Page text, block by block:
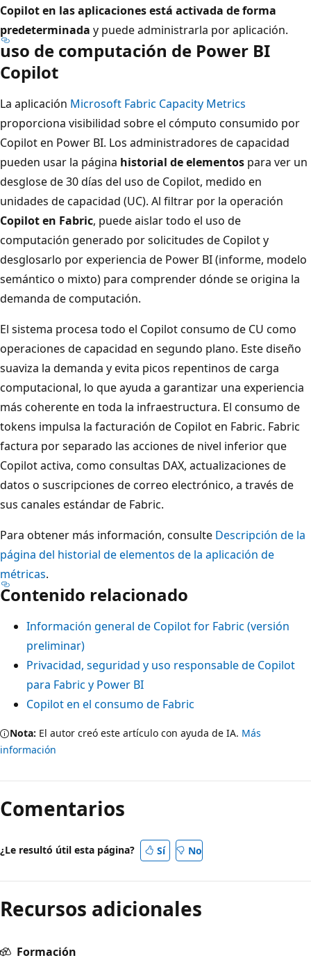
Copilot en las aplicaciones está activada de forma
predeterminada y puede administrarla por aplicación.
uso de computación de Power BI
Copilot
La aplicación Microsoft Fabric Capacity Metrics
proporciona visibilidad sobre el cómputo consumido por
Copilot en Power BI. Los administradores de capacidad
pueden usar la página historial de elementos para ver un
desglose de 30 días del uso de Copilot, medido en
unidades de capacidad (UC). Al filtrar por la operación
Copilot en Fabric, puede aislar todo el uso de
computación generado por solicitudes de Copilot y
desglosarlo por experiencia de Power BI (informe, modelo
semántico o mixto) para comprender dónde se origina la
demanda de computación.
El sistema procesa todo el Copilot consumo de CU como
operaciones de capacidad en segundo plano. Este diseño
suaviza la demanda y evita picos repentinos de carga
computacional, lo que ayuda a garantizar una experiencia
más coherente en toda la infraestructura. El consumo de
tokens impulsa la facturación de Copilot en Fabric. Fabric
factura por separado las acciones de nivel inferior que
Copilot activa, como consultas DAX, actualizaciones de
datos o suscripciones de correo electrónico, a través de
sus canales estándar de Fabric.
Para obtener más información, consulte Descripción de la
página del historial de elementos de la aplicación de
métricas.
Contenido relacionado
Información general de Copilot for Fabric (versión
preliminar)
Privacidad, seguridad y uso responsable de Copilot
para Fabric y Power BI
Copilot en el consumo de Fabric
Nota: El autor creó este artículo con ayuda de IA. Más
información
Comentarios
¿Le resultó útil esta página? Sí No
Recursos adicionales
Formación